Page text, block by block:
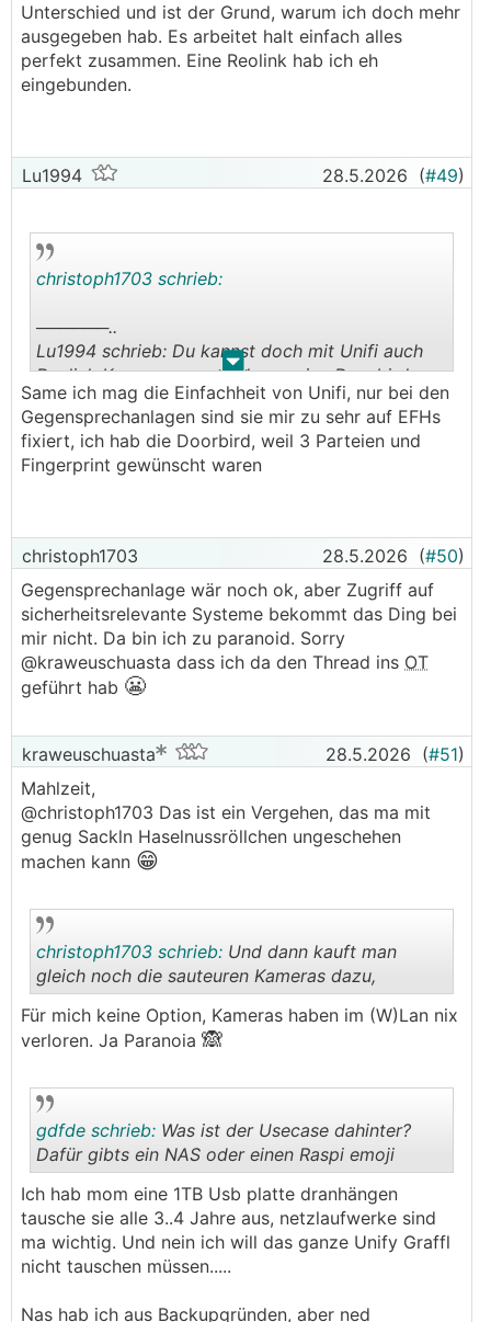
Unterschied und ist der Grund, warum ich doch mehr
ausgegeben hab. Es arbeitet halt einfach alles
perfekt zusammen. Eine Reolink hab ich eh
eingebunden.
Lu1994 28.5.2026 (#49)
. .
christoph1703 schrieb:
──────..
Lu1994 schrieb: Du kannst doch mit Unifi auch
Reolink Kameras verwenden, meine Doorbird
speichert auch auf der UDM, man hat in den
Aufnahmen nur eben keine Ereignisse
───────────────
mehr ausgegeben hab. Es arbeitet halt einfach
alles perfekt zusammen. Eine Reolink hab ich eh
eingebunden.
Same ich mag die Einfachheit von Unifi, nur bei den
Gegensprechanlagen sind sie mir zu sehr auf EFHs
fixiert, ich hab die Doorbird, weil 3 Parteien und
Fingerprint gewünscht waren
christoph1703 28.5.2026 (#50)
Gegensprechanlage wär noch ok, aber Zugriff auf
sicherheitsrelevante Systeme bekommt das Ding bei
mir nicht. Da bin ich zu paranoid. Sorry
@kraweuschuasta dass ich da den Thread ins OT
geführt hab 😬
kraweuschuasta 28.5.2026 (#51)
Mahlzeit,
@­christoph1703 Das ist ein Vergehen, das ma mit
genug Sackln Haselnussröllchen ungeschehen
machen kann 😁
.
christoph1703 schrieb: Und dann kauft man
gleich noch die sauteuren Kameras dazu,
Für mich keine Option, Kameras haben im (W)Lan nix
verloren. Ja Paranoia 🙈
..
gdfde schrieb: Was ist der Usecase dahinter?
Dafür gibts ein NAS oder einen Raspi emoji
Ich hab mom eine 1TB Usb platte dranhängen
tausche sie alle 3..4 Jahre aus, netzlaufwerke sind
ma wichtig. Und nein ich will das ganze Unify Graffl
nicht tauschen müssen.....
Nas hab ich aus Backupgründen, aber ned